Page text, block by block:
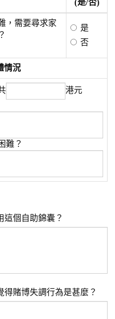
(是/否)
，需要尋求家
是
否
情況
港元
難？
這個自助錦囊？
得賭博失調行為是甚麼？